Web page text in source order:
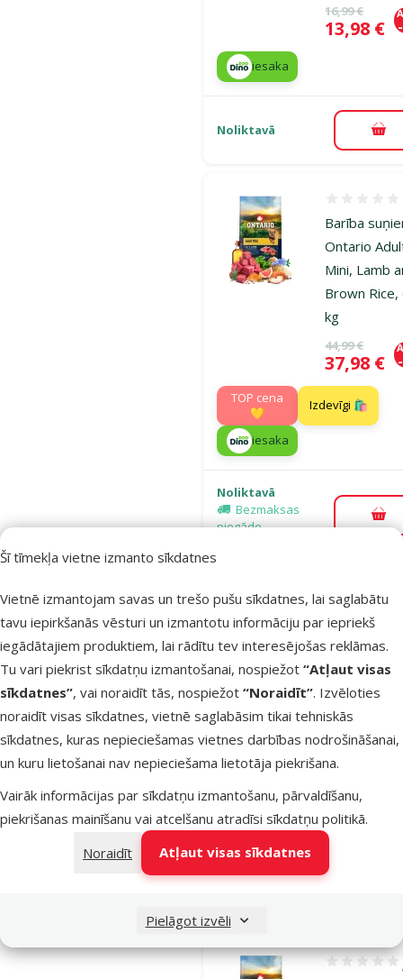
Šī tīmekļa vietne izmanto sīkdatnes
Vietnē izmantojam savas un trešo pušu sīkdatnes, lai saglabātu
tavu iepirkšanās vēsturi un izmantotu informāciju par iepriekš
iegādātajiem produktiem, lai rādītu tev interesējošas reklāmas.
Tu vari piekrist sīkdatņu izmantošanai, nospiežot “Atļaut visas
sīkdatnes”, vai noraidīt tās, nospiežot “Noraidīt”. Izvēloties
noraidīt visas sīkdatnes, vietnē saglabāsim tikai tehniskās
sīkdatnes, kuras nepieciešamas vietnes darbības nodrošināšanai,
un kuru lietošanai nav nepieciešama lietotāja piekrišana.
Vairāk informācijas par sīkdatņu izmantošanu, pārvaldīšanu,
piekrišanas mainīšanu vai atcelšanu atradīsi sīkdatņu politikā.
Noraidīt
Atļaut visas sīkdatnes
Pielāgot izvēli
Oriģinālā
16,99 €
Cena
13,98 €
iesaka
Noliktavā
Barība
Ontario
Mini, Lamb
Brown Rice,
kg
Oriģinālā
44,99 €
Cena
37,98 €
TOP cena
💛
Izdevīgi 🛍️
iesaka
Noliktavā
Bezmaksas
piegāde
Barība
Ontario
Mini, Fish
Brown Rice,
2,25 kg
18,99 €
Cena
14,98 €
💛
Izdevīgi 🛍️
iesaka